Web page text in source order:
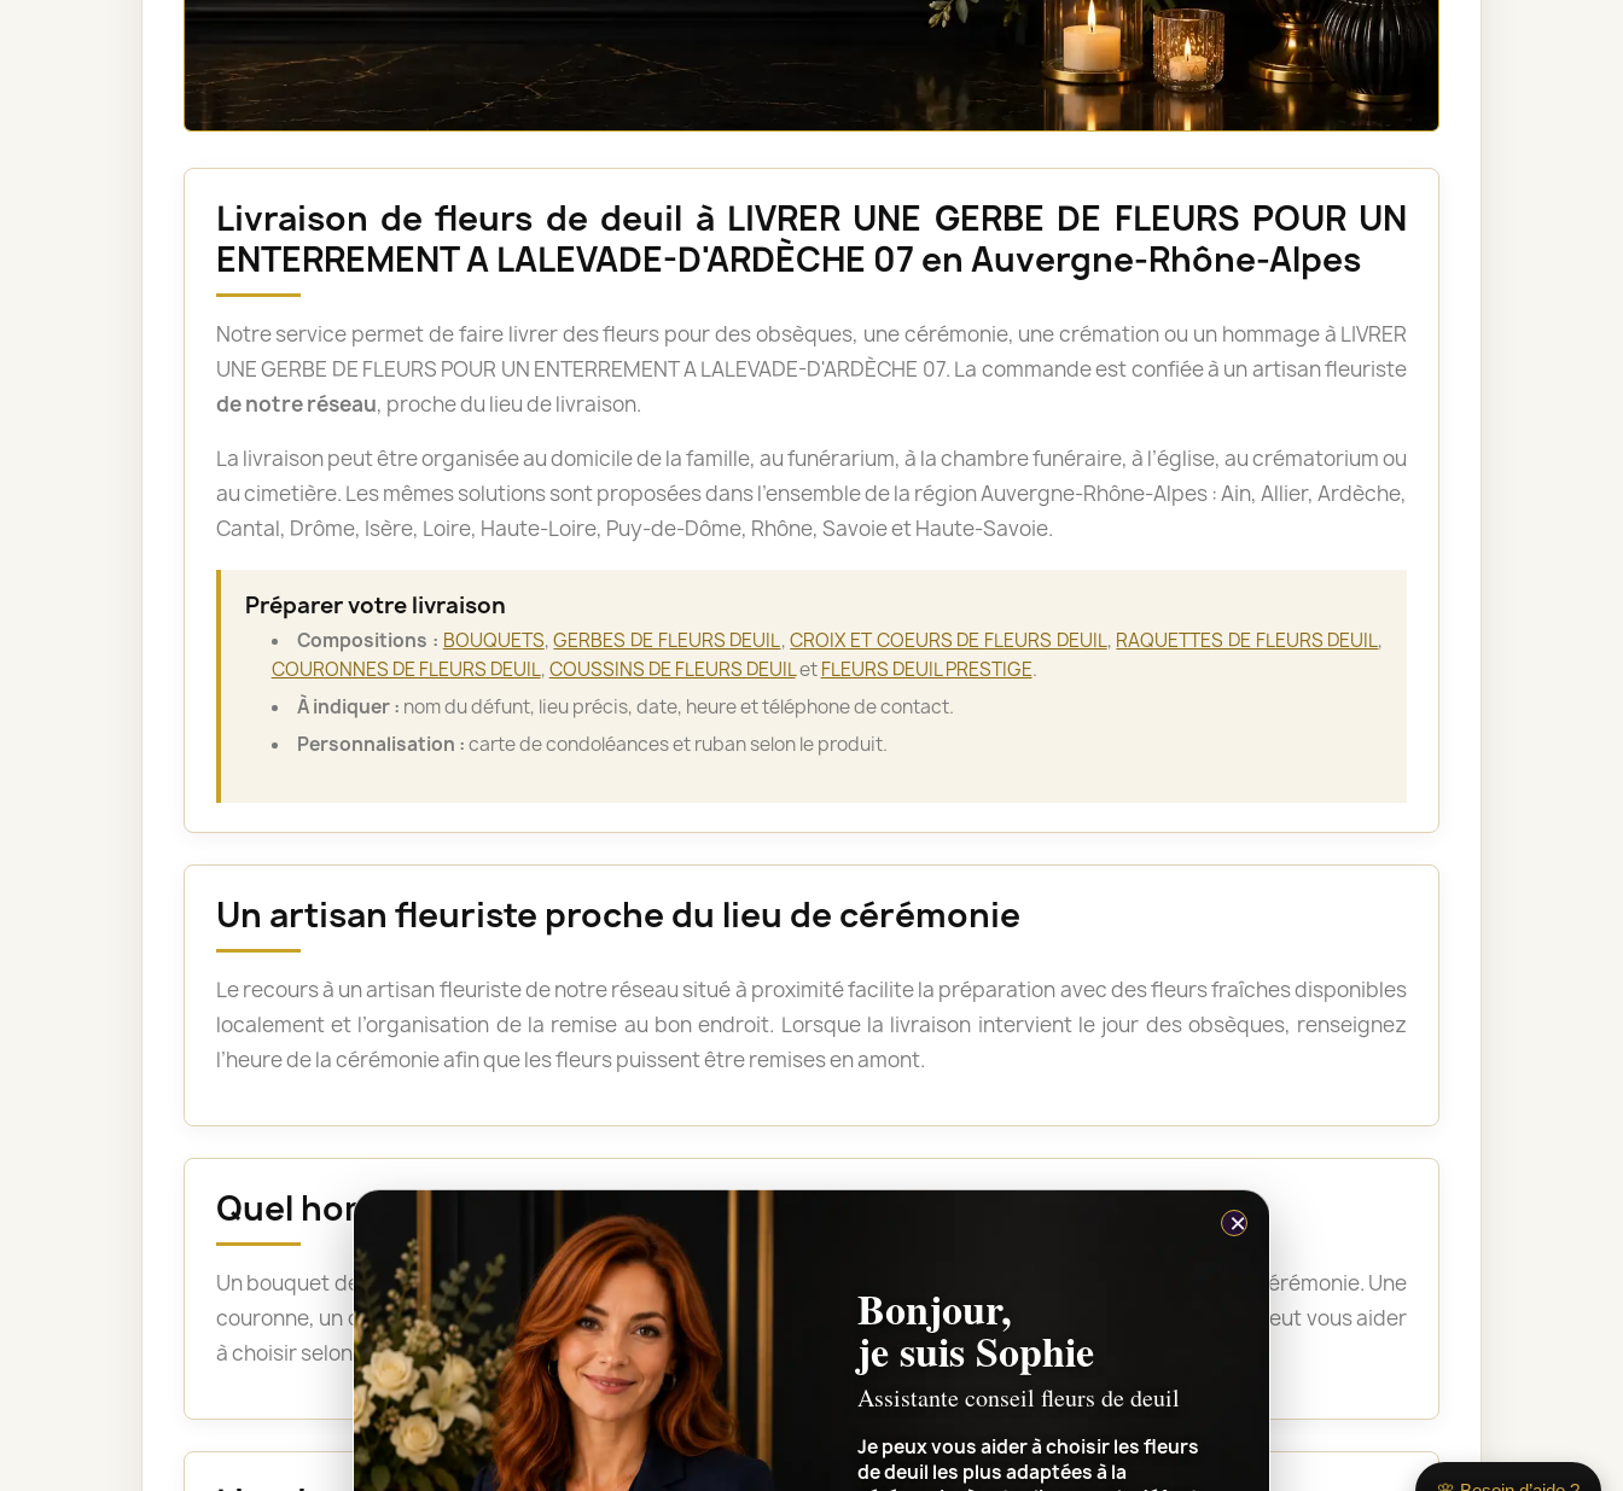
Livraison de fleurs de deuil à LIVRER UNE GERBE DE FLEURS POUR UN
ENTERREMENT A LALEVADE-D'ARDÈCHE 07 en Auvergne-Rhône-Alpes
Notre service permet de faire livrer des fleurs pour des obsèques, une cérémonie, une crémation ou un hommage à LIVRER
UNE GERBE DE FLEURS POUR UN ENTERREMENT A LALEVADE-D'ARDÈCHE 07. La commande est confiée à un artisan fleuriste
de notre réseau, proche du lieu de livraison.
La livraison peut être organisée au domicile de la famille, au funérarium, à la chambre funéraire, à l’église, au crématorium ou
au cimetière. Les mêmes solutions sont proposées dans l’ensemble de la région Auvergne-Rhône-Alpes : Ain, Allier, Ardèche,
Cantal, Drôme, Isère, Loire, Haute-Loire, Puy-de-Dôme, Rhône, Savoie et Haute-Savoie.
Préparer votre livraison
Compositions : BOUQUETS,GERBES DE FLEURS DEUIL,CROIX ET COEURS DE FLEURS DEUIL, RAQUETTES DE FLEURS DEUIL,
COURONNES DE FLEURS DEUIL,COUSSINS DE FLEURS DEUILetFLEURS DEUIL PRESTIGE.
À indiquer : nom du défunt, lieu précis, date, heure et téléphone de contact.
Personnalisation :carte de condoléances et ruban selon le produit.
Un artisan fleuriste proche du lieu de cérémonie
Le recours à un artisan fleuriste de notre réseau situé à proximité facilite la préparation avec des fleurs fraîches disponibles
localement et l’organisation de la remise au bon endroit. Lorsque la livraison intervient le jour des obsèques, renseignez
l’heure de la cérémonie afin que les fleurs puissent être remises en amont.
Quel hommage floral choisir ?
Un bouquet de condoléances exprime un soutien sobre à la famille. Une gerbe accompagne facilement une cérémonie. Une
couronne, un coussin, un cœur ou une autre pièce structurée convient à un hommage plus solennel. Sophie peut vous aider
à choisir selon la cérémonie, votre relation avec le défunt et votre budget.
×
Bonjour,
je suis Sophie
Assistante conseil fleurs de deuil
Je peux vous aider à choisir les fleurs
de deuil les plus adaptées à la